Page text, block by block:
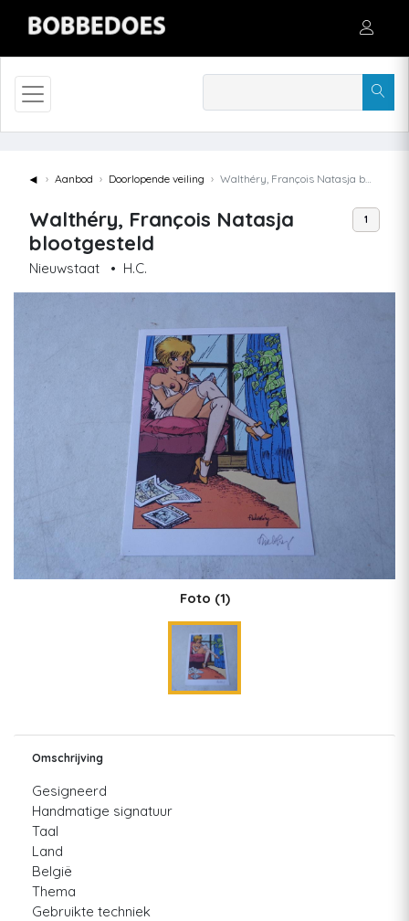
◄ Aanbod Doorlopende veiling Walthéry, François Natasja blootgesteld
Walthéry, François Natasja
blootgesteld
Nieuwstaat • H.C.
1
Foto (1)
Omschrijving
Gesigneerd
Handmatige signatuur
Taal
Land
België
Thema
Gebruikte techniek